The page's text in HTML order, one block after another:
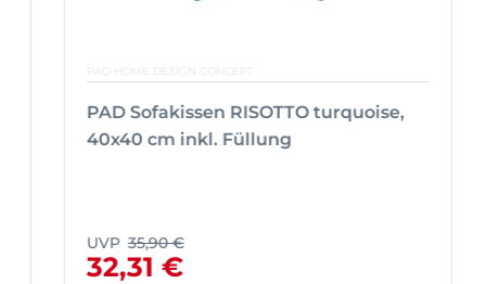
PAD HOME DESIGN CONCEPT
PAD Sofakissen RISOTTO turquoise,
40x40 cm inkl. Füllung
UVP 35,90 €
32,31 €